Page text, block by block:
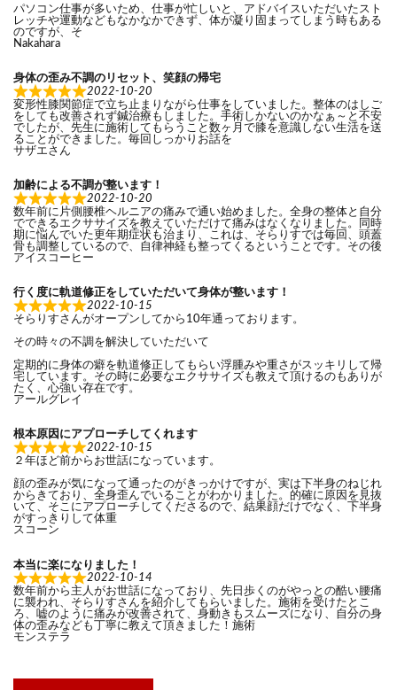
パソコン仕事が多いため、仕事が忙しいと、アドバイスいただいたスト
レッチや運動などもなかなかできず、体が凝り固まってしまう時もある
のですが、そ
Nakahara
身体の歪み不調のリセット、笑顔の帰宅
2022-10-20
変形性膝関節症で立ち止まりながら仕事をしていました。整体のはしご
をしても改善されず鍼治療もしました。手術しかないのかなぁ～と不安
でしたが、先生に施術してもらうこと数ヶ月で膝を意識しない生活を送
ることができました。毎回しっかりお話を
サザエさん
加齢による不調が整います！
2022-10-20
数年前に片側腰椎ヘルニアの痛みで通い始めました。全身の整体と自分
でできるエクササイズを教えていただけて痛みはなくなりました。同時
期に悩んでいた更年期症状も治まり、これは、そらりすでは毎回、頭蓋
骨も調整しているので、自律神経も整ってくるということです。その後
アイスコーヒー
行く度に軌道修正をしていただいて身体が整います！
2022-10-15
そらりすさんがオープンしてから10年通っております。
その時々の不調を解決していただいて
定期的に身体の癖を軌道修正してもらい浮腫みや重さがスッキリして帰
宅しています。その時に必要なエクササイズも教えて頂けるのもありが
たく、心強い存在です。
アールグレイ
根本原因にアプローチしてくれます
2022-10-15
２年ほど前からお世話になっています。
顔の歪みが気になって通ったのがきっかけですが、実は下半身のねじれ
からきており、全身歪んでいることがわかりました。的確に原因を見抜
いて、そこにアプローチしてくださるので、結果顔だけでなく、下半身
がすっきりして体重
スコーン
本当に楽になりました！
2022-10-14
数年前から主人がお世話になっており、先日歩くのがやっとの酷い腰痛
に襲われ、そらりすさんを紹介してもらいました。施術を受けたとこ
ろ、嘘のように痛みが改善されて、身動きもスムーズになり、自分の身
体の歪みなども丁寧に教えて頂きました！施術
モンステラ